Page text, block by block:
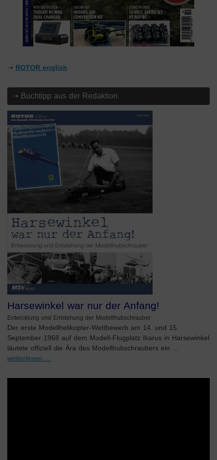
⇢ ROTOR english
⇢ Buchtipp aus der Redaktion
Harsewinkel war nur der Anfang!
Entwicklung und Entstehung der Modellhubschrauber
Der erste Modellhelikopter-Wettbewerb am 14. und 15.
September 1968 auf dem Modell-Flugplatz Ikarus in Harsewinkel
läutete offiziell die Ära des Modellhubschraubers ein …
weiterlesen …